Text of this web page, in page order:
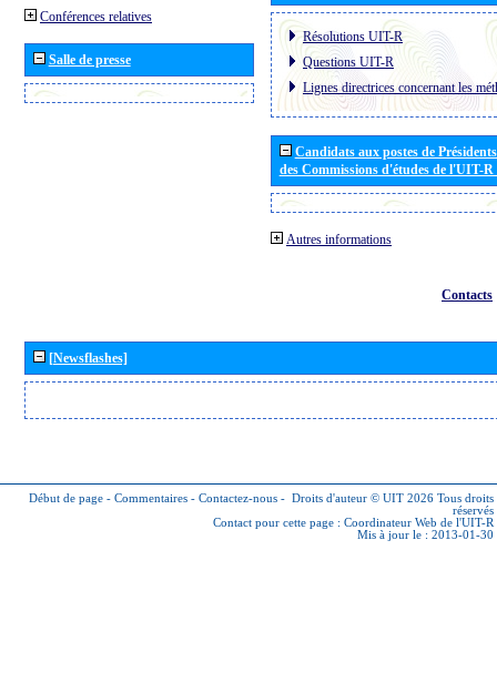
Conférences relatives
Salle de presse
Résolutions UIT-R
Questions UIT-R
Lignes directrices concernant les
Candidats aux postes de
des Commissions d'études de l'UIT-
Autres informations
Contacts
[Newsflashes]
Début de page - Commentaires - Contactez-nous - Droits d'auteur © UIT 2026 Tous droits
réservés
Contact pour cette page : Coordinateur Web de l'UIT-R
Mis à jour le : 2013-01-30